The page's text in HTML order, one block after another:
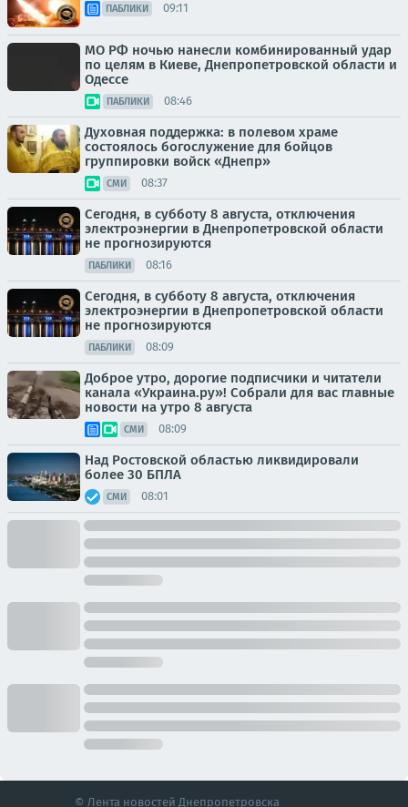
ПАБЛИКИ 09:11
МО РФ ночью нанесли комбинированный удар
по целям в Киеве, Днепропетровской области и
Одессе
ПАБЛИКИ 08:46
Духовная поддержка: в полевом храме
состоялось богослужение для бойцов
группировки войск «Днепр»
СМИ 08:37
Сегодня, в субботу 8 августа, отключения
электроэнергии в Днепропетровской области
не прогнозируются
ПАБЛИКИ 08:16
Сегодня, в субботу 8 августа, отключения
электроэнергии в Днепропетровской области
не прогнозируются
ПАБЛИКИ 08:09
Доброе утро, дорогие подписчики и читатели
канала «Украина.ру»! Собрали для вас главные
новости на утро 8 августа
СМИ 08:09
Над Ростовской областью ликвидировали
более 30 БПЛА
СМИ 08:01
© Лента новостей Днепропетровска